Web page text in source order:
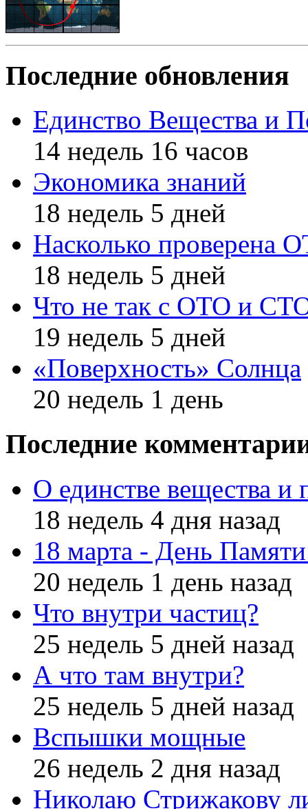
Последние обновления
Единство Вещества и
14 недель 16 часов
Экономика знаний
18 недель 5 дней
Насколько проверена
18 недель 5 дней
Что не так с ОТО и
19 недель 5 дней
«Поверхность» Солнца
20 недель 1 день
Последние
О единстве вещества и
18 недель 4 дня назад
18 марта - День
20 недель 1 день назад
Что внутри частиц?
25 недель 5 дней назад
А что там внутри?
25 недель 5 дней назад
Вспышки мощные
26 недель 2 дня назад
Николаю Стрижакову